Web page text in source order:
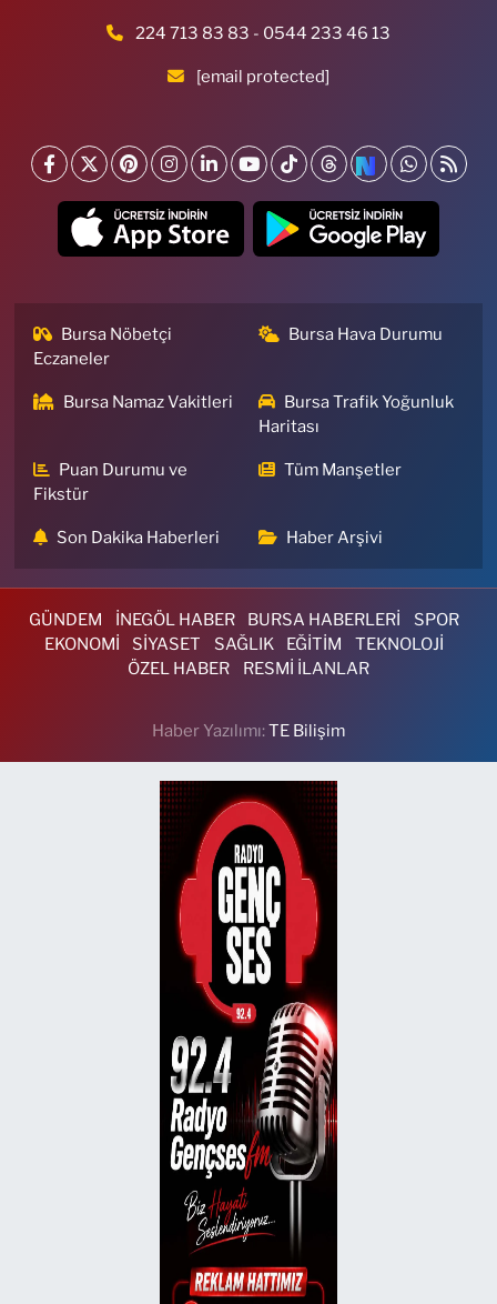
224 713 83 83 - 0544 233 46 13
[email protected]
Bursa Nöbetçi
Eczaneler
Bursa Hava Durumu
Bursa Namaz Vakitleri
Bursa Trafik Yoğunluk
Haritası
Puan Durumu ve
Fikstür
Tüm Manşetler
Son Dakika Haberleri Haber Arşivi
GÜNDEM İNEGÖL HABER BURSA HABERLERİ
SPOR
EKONOMİ
SİYASET SAĞLIK EĞİTİM
TEKNOLOJİ
ÖZEL HABER
RESMİ İLANLAR
Haber Yazılımı:TE Bilişim